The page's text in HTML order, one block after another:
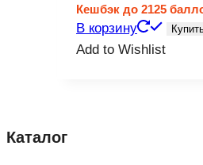
цена
составляла
9
900 ₽.
цена:
8
500 ₽.
Кешбэк до 2125
В корзину
Add to Wishlist
Каталог